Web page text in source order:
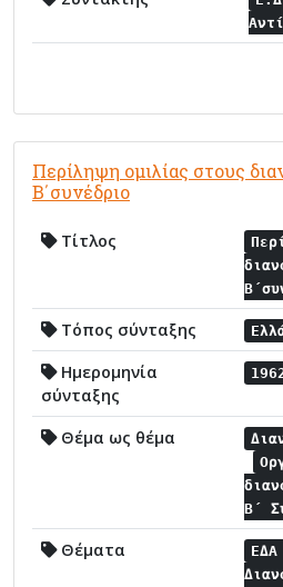
Περίληψη ομιλίας στους
Β΄συνέδριο
Τίτλος
Τόπος σύνταξης
Ημερομηνία
σύνταξης
Θέμα ως θέμα
Β΄
Θέματα